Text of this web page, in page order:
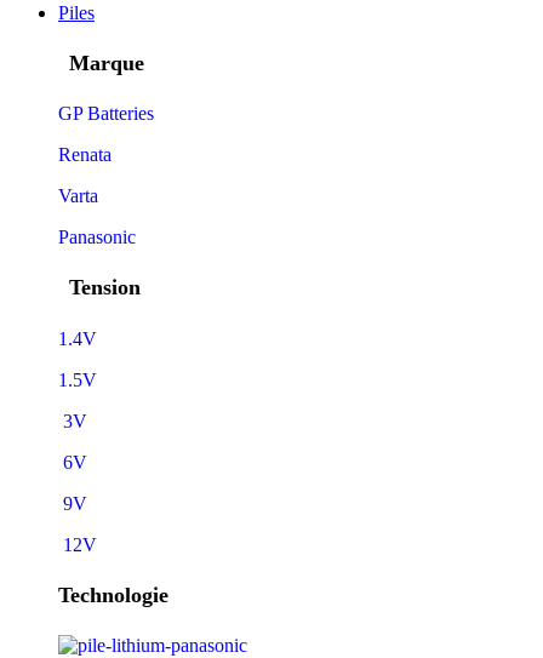
Piles
Marque
GP Batteries
Renata
Varta
Panasonic
Tension
1.4V
1.5V
3V
6V
9V
12V
Technologie